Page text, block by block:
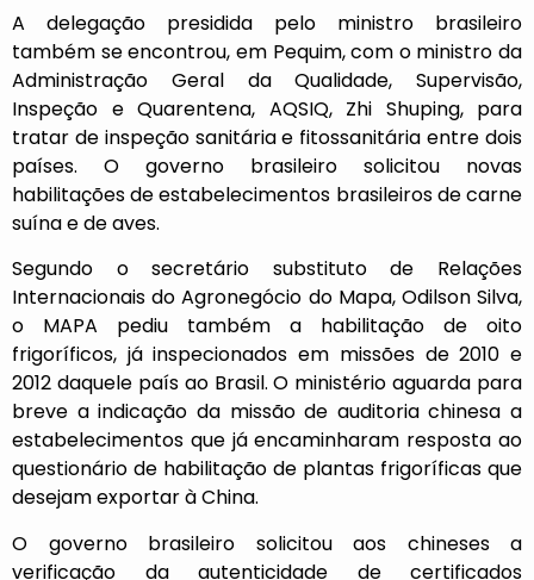
A delegação presidida pelo ministro brasileiro
também se encontrou, em Pequim, com o ministro da
Administração Geral da Qualidade, Supervisão,
Inspeção e Quarentena, AQSIQ, Zhi Shuping, para
tratar de inspeção sanitária e fitossanitária entre dois
países. O governo brasileiro solicitou novas
habilitações de estabelecimentos brasileiros de carne
suína e de aves.
Segundo o secretário substituto de Relações
Internacionais do Agronegócio do Mapa, Odilson Silva,
o MAPA pediu também a habilitação de oito
frigoríficos, já inspecionados em missões de 2010 e
2012 daquele país ao Brasil. O ministério aguarda para
breve a indicação da missão de auditoria chinesa a
estabelecimentos que já encaminharam resposta ao
questionário de habilitação de plantas frigoríficas que
desejam exportar à China.
O governo brasileiro solicitou aos chineses a
verificação da autenticidade de certificados